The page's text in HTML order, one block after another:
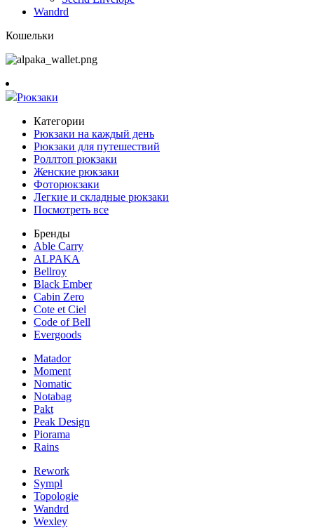
Wandrd
Кошельки
Рюкзаки
Категории
Рюкзаки на каждый день
Рюкзаки для путешествий
Роллтоп рюкзаки
Женские рюкзаки
Фоторюкзаки
Легкие и складные рюкзаки
Посмотреть все
Бренды
Able Carry
ALPAKA
Bellroy
Black Ember
Cabin Zero
Cote et Ciel
Code of Bell
Evergoods
Matador
Moment
Nomatic
Notabag
Pakt
Peak Design
Piorama
Rains
Rework
Sympl
Topologie
Wandrd
Wexley